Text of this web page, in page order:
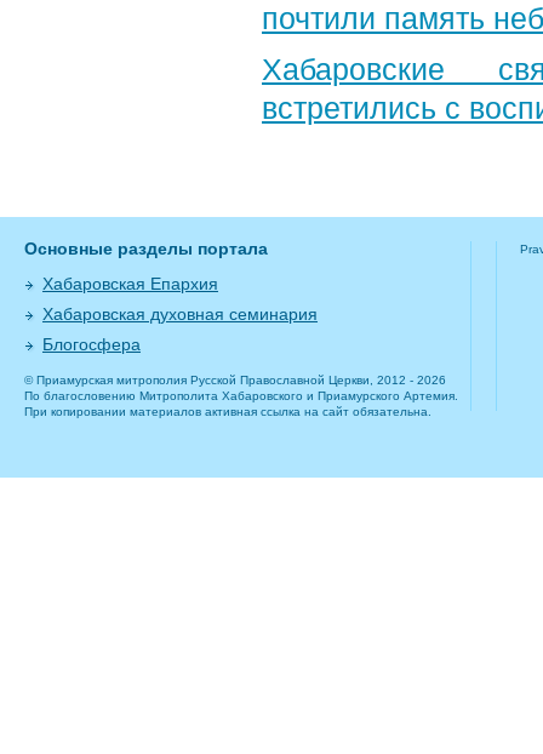
почтили память
Хабаровские
встретились с
Основные разделы портала
Хабаровская Епархия
Хабаровская духовная семинария
Блогосфера
© Приамурская митрополия Русской Православной Церкви, 2012 - 2026
По благословению Митрополита Хабаровского и Приамурского Артемия.
При копировании материалов активная ссылка на сайт обязательна.